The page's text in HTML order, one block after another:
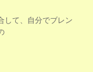
して、自分でブレン